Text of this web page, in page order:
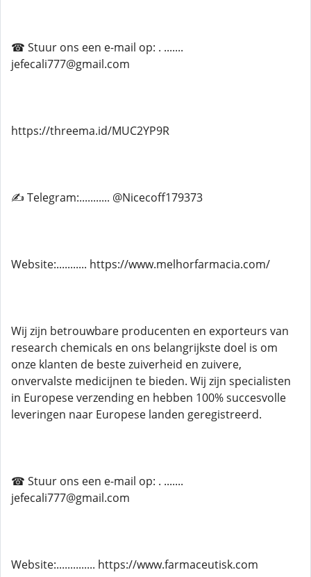
☎ Stuur ons een e-mail op: . .......
jefecali777@gmail.com
https://threema.id/MUC2YP9R
✍ Telegram:........... @Nicecoff179373
Website:........... https://www.melhorfarmacia.com/
Wij zijn betrouwbare producenten en exporteurs van
research chemicals en ons belangrijkste doel is om
onze klanten de beste zuiverheid en zuivere,
onvervalste medicijnen te bieden. Wij zijn specialisten
in Europese verzending en hebben 100% succesvolle
leveringen naar Europese landen geregistreerd.
☎ Stuur ons een e-mail op: . .......
jefecali777@gmail.com
Website:.............. https://www.farmaceutisk.com